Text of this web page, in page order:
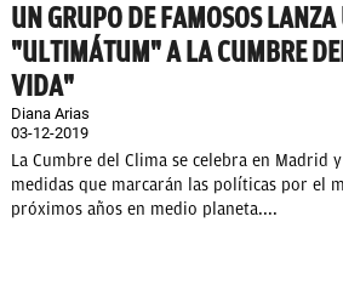
UN GRUPO DE FAMOSOS
"ULTIMÁTUM" A LA CUMBRE
VIDA"
Diana Arias
03-12-2019
La Cumbre del Clima se celebra en Madrid
medidas que marcarán las políticas por el
próximos años en medio planeta....